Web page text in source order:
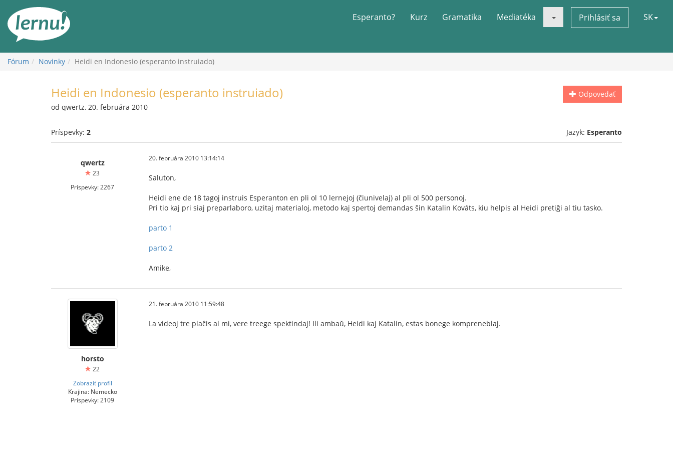
obsah
Esperanto? Kurz Gramatika Mediatéka Prihlásiť sa SK
Fórum Novinky Heidi en Indonesio (esperanto instruiado)
Odpovedať
Heidi en Indonesio (esperanto instruiado)
od qwertz, 20. februára 2010
Príspevky: 2 Jazyk: Esperanto
qwertz
23
Príspevky: 2267
20. februára 2010 13:14:14
Saluton,
Heidi ene de 18 tagoj instruis Esperanton en pli ol 10 lernejoj (ĉiunivelaj) al pli ol 500 personoj.
Pri tio kaj pri siaj preparlaboro, uzitaj materialoj, metodo kaj spertoj demandas ŝin Katalin Kováts, kiu helpis al Heidi pretiĝi al tiu tasko.
parto 1
parto 2
Amike,
horsto
22
Zobraziť profil
Krajina: Nemecko
Príspevky: 2109
21. februára 2010 11:59:48
La videoj tre plaĉis al mi, vere treege spektindaj! Ili ambaŭ, Heidi kaj Katalin, estas bonege kompreneblaj.